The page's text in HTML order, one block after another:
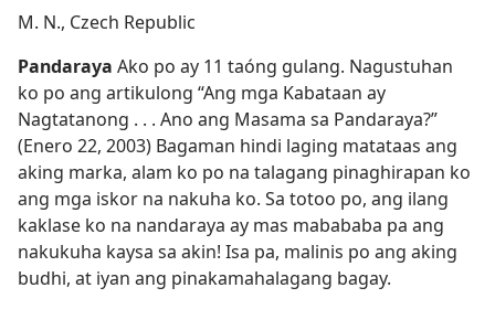
M. N., Czech Republic
Pandaraya Ako po ay 11 taóng gulang. Nagustuhan
ko po ang artikulong “Ang mga Kabataan ay
Nagtatanong . . . Ano ang Masama sa Pandaraya?”
(Enero 22, 2003) Bagaman hindi laging matataas ang
aking marka, alam ko po na talagang pinaghirapan ko
ang mga iskor na nakuha ko. Sa totoo po, ang ilang
kaklase ko na nandaraya ay mas mabababa pa ang
nakukuha kaysa sa akin! Isa pa, malinis po ang aking
budhi, at iyan ang pinakamahalagang bagay.